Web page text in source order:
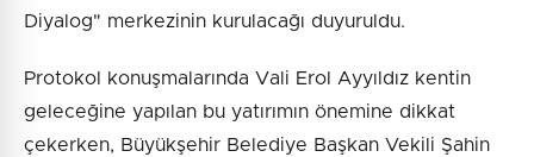
Diyalog" merkezinin kurulacağı duyuruldu.
Protokol konuşmalarında Vali Erol Ayyıldız kentin
geleceğine yapılan bu yatırımın önemine dikkat
çekerken, Büyükşehir Belediye Başkan Vekili Şahin